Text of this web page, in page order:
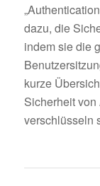
dazu, die
indem sie die
kurze
Sicherheit
verschlüsseln